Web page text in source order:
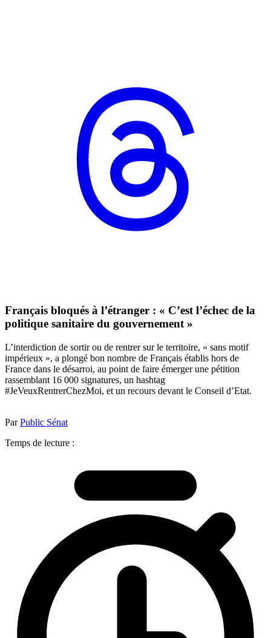
Français bloqués à l’étranger : « C’est l’échec de la
politique sanitaire du gouvernement »
L’interdiction de sortir ou de rentrer sur le territoire, « sans motif
impérieux », a plongé bon nombre de Français établis hors de
France dans le désarroi, au point de faire émerger une pétition
rassemblant 16 000 signatures, un hashtag
#JeVeuxRentrerChezMoi, et un recours devant le Conseil d’Etat.
ParPublic Sénat
Temps de lecture :